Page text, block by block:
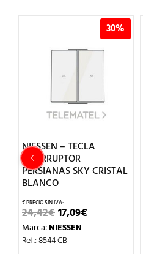
30%
NIESSEN – TECLA
INTERRUPTOR
PERSIANAS SKY CRISTAL
BLANCO
24,42€EL
PRECIO
ORIGINAL
ERA:
17,09€
Marca:NIESSEN
Ref.: 8544 CB